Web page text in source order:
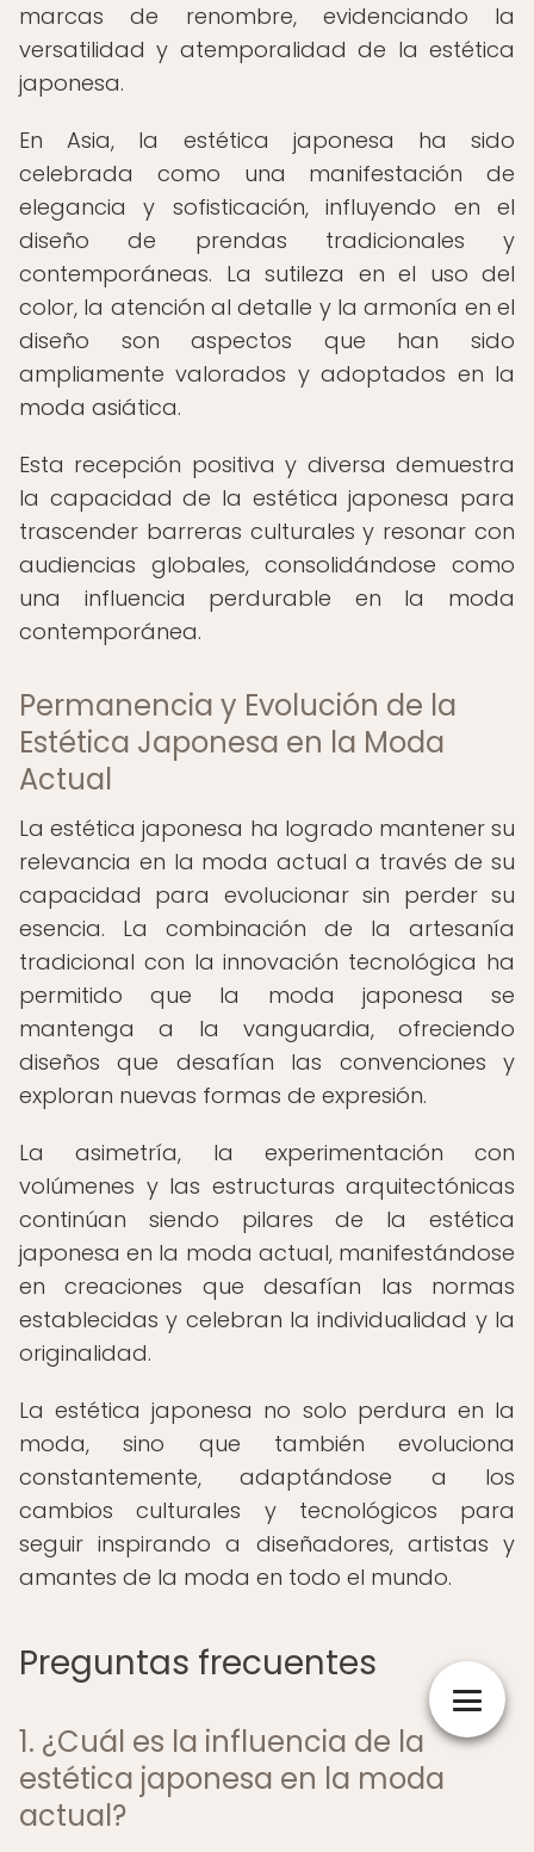
marcas de renombre, evidenciando la
versatilidad y atemporalidad de la estética
japonesa.
En Asia, la estética japonesa ha sido
celebrada como una manifestación de
elegancia y sofisticación, influyendo en el
diseño de prendas tradicionales y
contemporáneas. La sutileza en el uso del
color, la atención al detalle y la armonía en el
diseño son aspectos que han sido
ampliamente valorados y adoptados en la
moda asiática.
Esta recepción positiva y diversa demuestra
la capacidad de la estética japonesa para
trascender barreras culturales y resonar con
audiencias globales, consolidándose como
una influencia perdurable en la moda
contemporánea.
Permanencia y Evolución de la
Estética Japonesa en la Moda
Actual
La estética japonesa ha logrado mantener su
relevancia en la moda actual a través de su
capacidad para evolucionar sin perder su
esencia. La combinación de la artesanía
tradicional con la innovación tecnológica ha
permitido que la moda japonesa se
mantenga a la vanguardia, ofreciendo
diseños que desafían las convenciones y
exploran nuevas formas de expresión.
La asimetría, la experimentación con
volúmenes y las estructuras arquitectónicas
continúan siendo pilares de la estética
japonesa en la moda actual, manifestándose
en creaciones que desafían las normas
establecidas y celebran la individualidad y la
originalidad.
La estética japonesa no solo perdura en la
moda, sino que también evoluciona
constantemente, adaptándose a los
cambios culturales y tecnológicos para
seguir inspirando a diseñadores, artistas y
amantes de la moda en todo el mundo.
Preguntas frecuentes
1. ¿Cuál es la influencia de la
estética japonesa en la moda
actual?